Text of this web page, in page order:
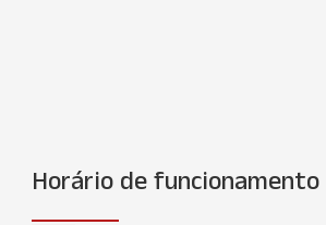
Horário de funcionamento